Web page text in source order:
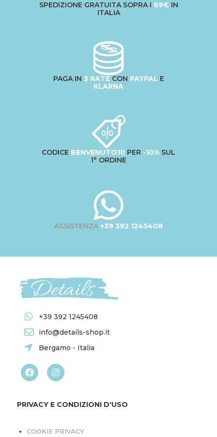
SPEDIZIONE GRATUITA SOPRA I 69€ IN
ITALIA
PAGA IN 3 RATECON PAYPAL E
KLARNA
CODICE BENVENUTO10 PER -10% SUL
1° ORDINE
ASSISTENZA +39 392 1245408
+39 392 1245408
info@details-shop.it
Bergamo - Italia
PRIVACY E CONDIZIONI D'USO
COOKIE PRIVACY